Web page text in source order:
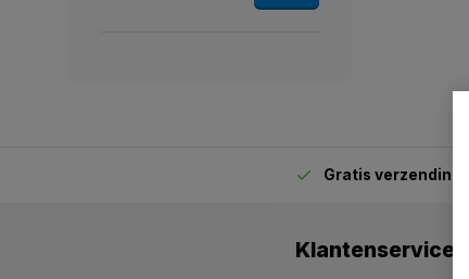
Gratis verzending
Klantenservice